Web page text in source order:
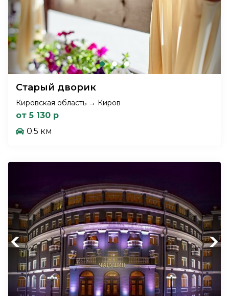
Старый дворик
Кировская область → Киров
от 5 130 р
0.5 км
Previous Next